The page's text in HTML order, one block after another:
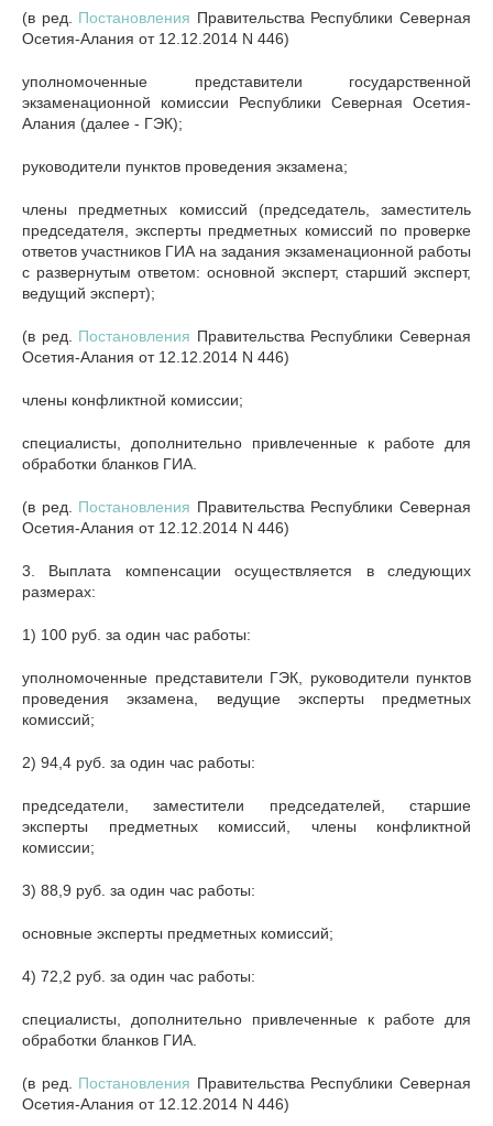
(в ред. Постановления Правительства Республики Северная
Осетия-Алания от 12.12.2014 N 446)
уполномоченные представители государственной
экзаменационной комиссии Республики Северная Осетия-
Алания (далее - ГЭК);
руководители пунктов проведения экзамена;
члены предметных комиссий (председатель, заместитель
председателя, эксперты предметных комиссий по проверке
ответов участников ГИА на задания экзаменационной работы
с развернутым ответом: основной эксперт, старший эксперт,
ведущий эксперт);
(в ред. Постановления Правительства Республики Северная
Осетия-Алания от 12.12.2014 N 446)
члены конфликтной комиссии;
специалисты, дополнительно привлеченные к работе для
обработки бланков ГИА.
(в ред. Постановления Правительства Республики Северная
Осетия-Алания от 12.12.2014 N 446)
3. Выплата компенсации осуществляется в следующих
размерах:
1) 100 руб. за один час работы:
уполномоченные представители ГЭК, руководители пунктов
проведения экзамена, ведущие эксперты предметных
комиссий;
2) 94,4 руб. за один час работы:
председатели, заместители председателей, старшие
эксперты предметных комиссий, члены конфликтной
комиссии;
3) 88,9 руб. за один час работы:
основные эксперты предметных комиссий;
4) 72,2 руб. за один час работы:
специалисты, дополнительно привлеченные к работе для
обработки бланков ГИА.
(в ред. Постановления Правительства Республики Северная
Осетия-Алания от 12.12.2014 N 446)